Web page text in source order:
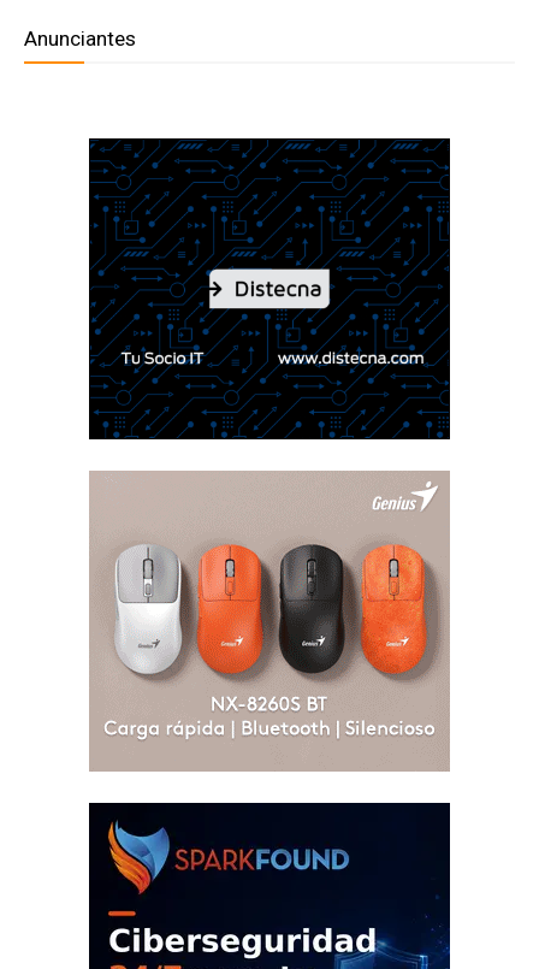
Anunciantes